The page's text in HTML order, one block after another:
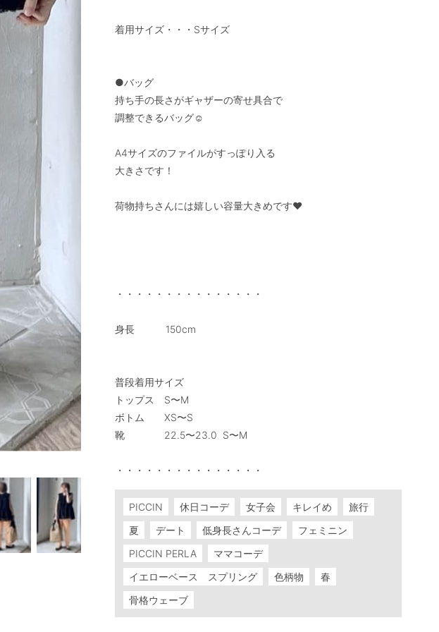
着用サイズ・・・Sサイズ
●バッグ
持ち手の長さがギャザーの寄せ具合で
調整できるバッグ☺︎
A4サイズのファイルがすっぽり入る
大きさです！
荷物持ちさんには嬉しい容量大きめです❤︎
・・・・・・・・・・・・・・・
身長           150cm
普段着用サイズ
トップス　S〜M
ボトム　　XS〜S
靴　　　　22.5〜23.0  S〜M
・・・・・・・・・・・・・・・
PICCIN 休日コーデ 女子会 キレイめ
旅行
夏
デート 低身長さんコーデ
フェミニン
PICCIN PERLA
ママコーデ
イエローベース スプリング
色柄物
春
骨格ウェーブ